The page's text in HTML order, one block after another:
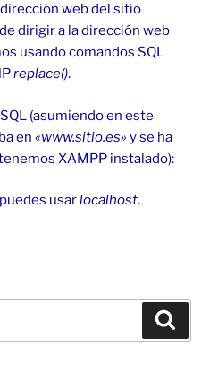
web del sitio
dirigir a la dirección web
usando comandos SQL
replace().
(asumiendo en este
en «www.sitio.es» y se ha
XAMPP instalado):
usarlocalhost.